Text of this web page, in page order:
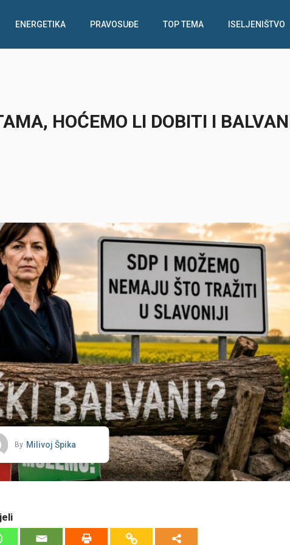
ENERGETIKA PRAVOSUĐE TOP TEMA ISELJENIŠTVO
HOĆEMO LI DOBITI I
By Milivoj Špika